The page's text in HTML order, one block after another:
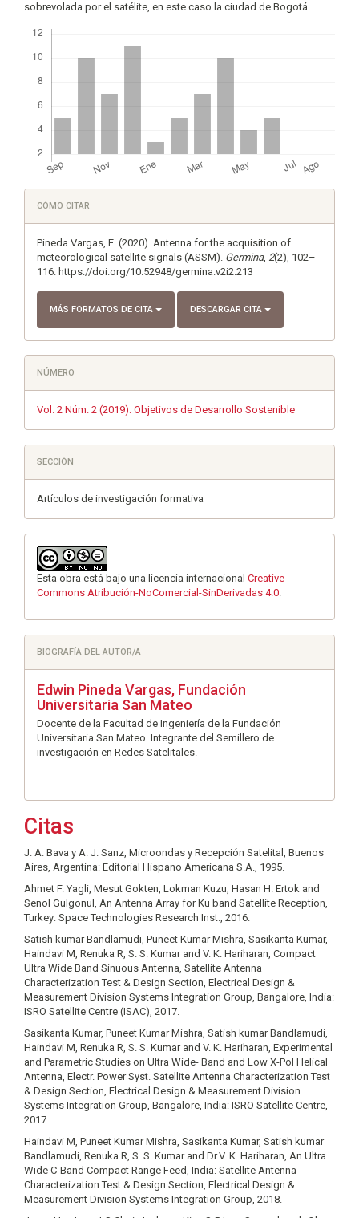
sobrevolada por el satélite, en este caso la ciudad de Bogotá.
Detalles
del
artículo
CÓMO CITAR
Pineda Vargas, E. (2020). Antenna for the acquisition of
meteorological satellite signals (ASSM). Germina, 2(2), 102–
116. https://doi.org/10.52948/germina.v2i2.213
MÁS FORMATOS DE CITA DESCARGAR CITA
NÚMERO
Vol. 2 Núm. 2 (2019): Objetivos de Desarrollo Sostenible
SECCIÓN
Artículos de investigación formativa
Esta obra está bajo una licencia internacional Creative
Commons Atribución-NoComercial-SinDerivadas 4.0.
BIOGRAFÍA DEL AUTOR/A
Edwin Pineda Vargas, Fundación
Universitaria San Mateo
Docente de la Facultad de Ingeniería de la Fundación
Universitaria San Mateo. Integrante del Semillero de
investigación en Redes Satelitales.
Citas
J. A. Bava y A. J. Sanz, Microondas y Recepción Satelital, Buenos
Aires, Argentina: Editorial Hispano Americana S.A., 1995.
Ahmet F. Yagli, Mesut Gokten, Lokman Kuzu, Hasan H. Ertok and
Senol Gulgonul, An Antenna Array for Ku band Satellite Reception,
Turkey: Space Technologies Research Inst., 2016.
Satish kumar Bandlamudi, Puneet Kumar Mishra, Sasikanta Kumar,
Haindavi M, Renuka R, S. S. Kumar and V. K. Hariharan, Compact
Ultra Wide Band Sinuous Antenna, Satellite Antenna
Characterization Test & Design Section, Electrical Design &
Measurement Division Systems Integration Group, Bangalore, India:
ISRO Satellite Centre (ISAC), 2017.
Sasikanta Kumar, Puneet Kumar Mishra, Satish kumar Bandlamudi,
Haindavi M, Renuka R, S. S. Kumar and V. K. Hariharan, Experimental
and Parametric Studies on Ultra Wide- Band and Low X-Pol Helical
Antenna, Electr. Power Syst. Satellite Antenna Characterization Test
& Design Section, Electrical Design & Measurement Division
Systems Integration Group, Bangalore, India: ISRO Satellite Centre,
2017.
Haindavi M, Puneet Kumar Mishra, Sasikanta Kumar, Satish kumar
Bandlamudi, Renuka R, S. S. Kumar and Dr.V. K. Hariharan, An Ultra
Wide C-Band Compact Range Feed, India: Satellite Antenna
Characterization Test & Design Section, Electrical Design &
Measurement Division Systems Integration Group, 2018.